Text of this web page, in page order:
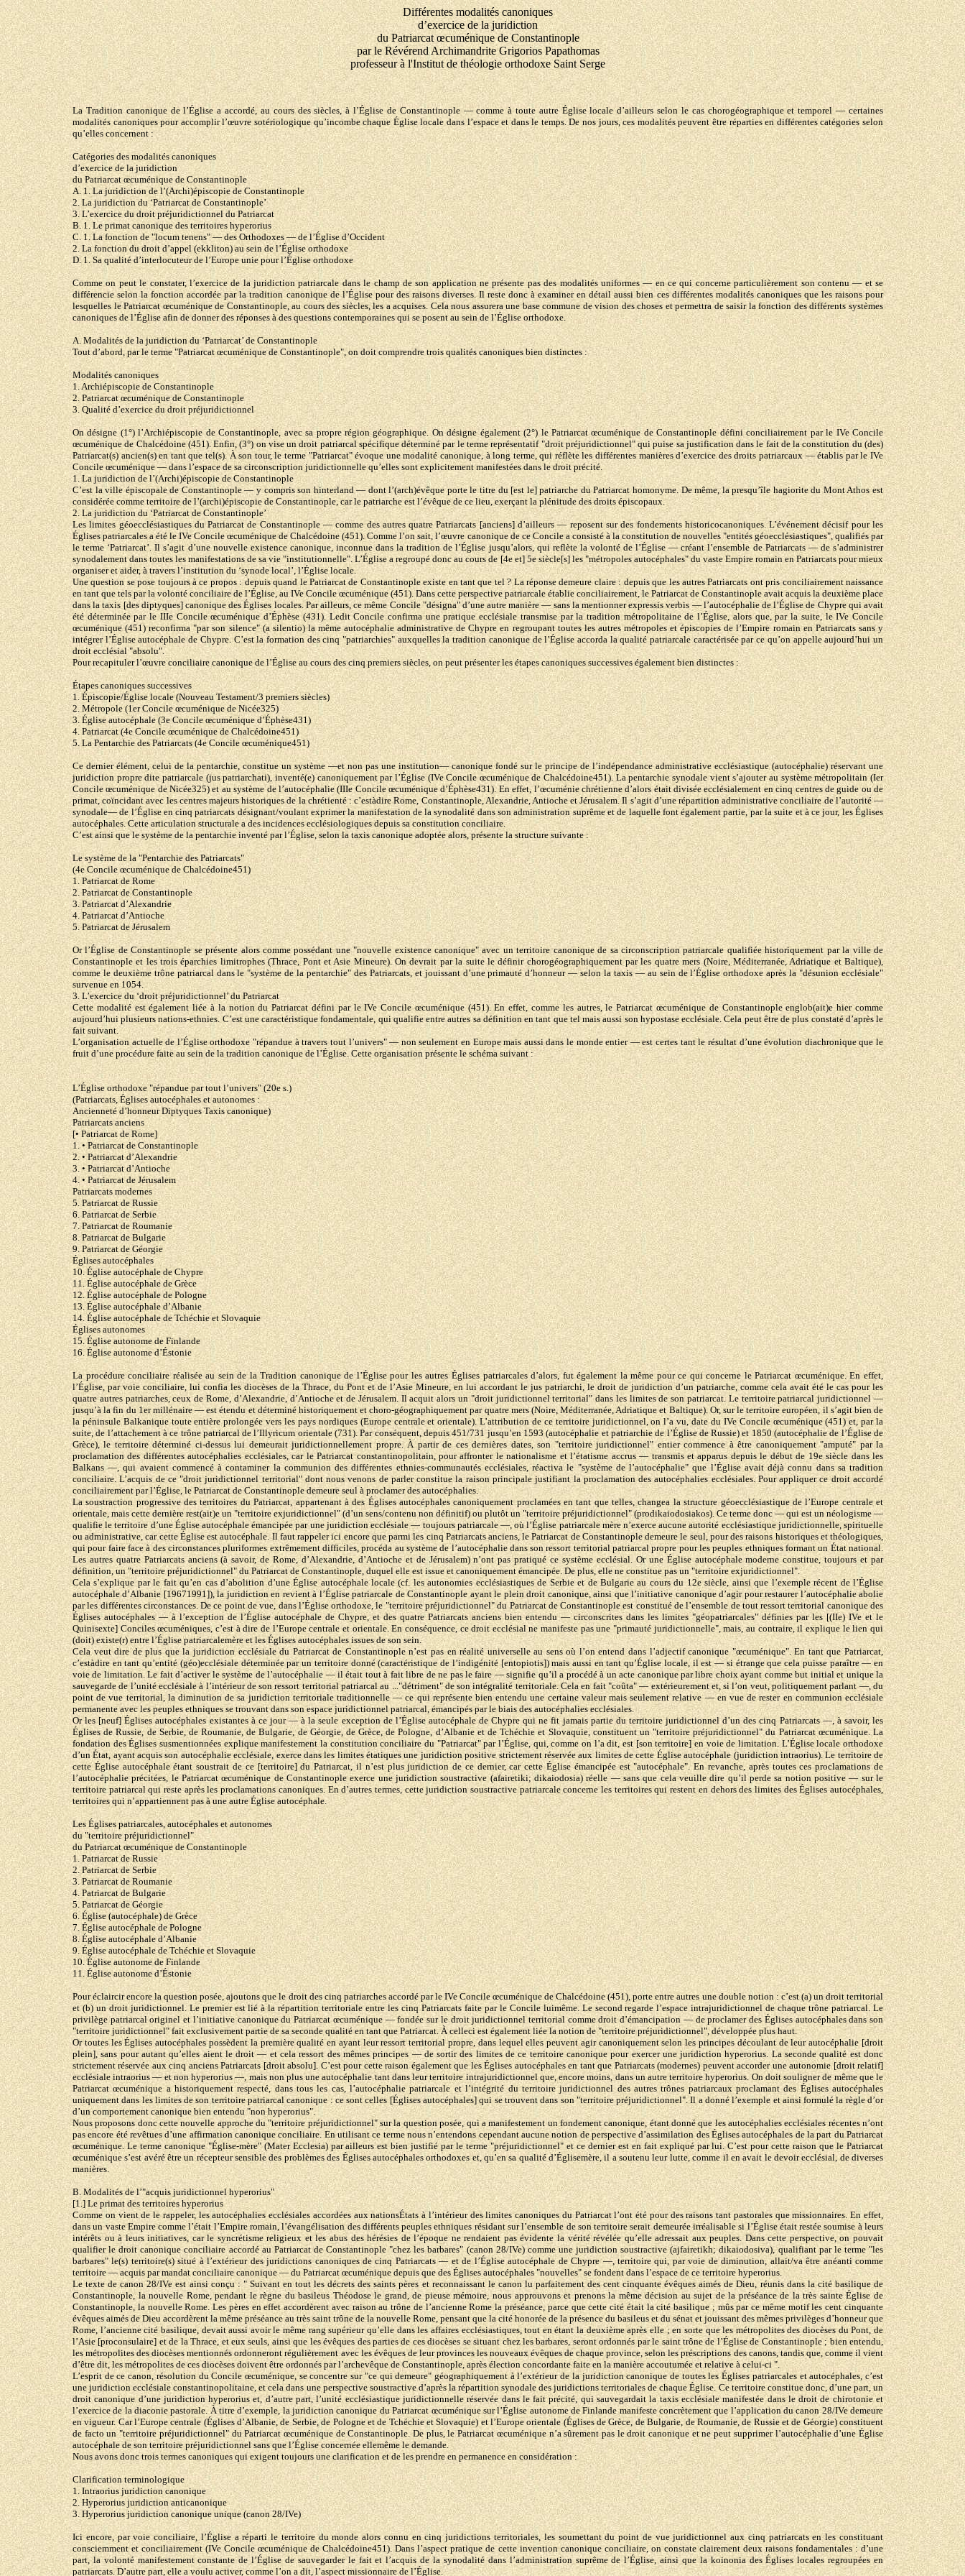
Différentes modalités canoniques
d’exercice de la juridiction
du Patriarcat œcuménique de Constantinople
par le Révérend Archimandrite Grigorios Papathomas
professeur à l'Institut de théologie orthodoxe Saint Serge
La Tradition canonique de l’Église a accordé, au cours des siècles, à l’Église de Constantinople — comme à toute autre Église locale d’ailleurs selon le cas chorogéographique et temporel — certaines
modalités canoniques pour accomplir l’œuvre sotériologique qu’incombe chaque Église locale dans l’espace et dans le temps. De nos jours, ces modalités peuvent être réparties en différentes catégories selon
qu’elles concernent :
Catégories des modalités canoniques
d’exercice de la juridiction
du Patriarcat œcuménique de Constantinople
A. 1. La juridiction de l’(Archi)épiscopie de Constantinople
2. La juridiction du ‘Patriarcat de Constantinople’
3. L’exercice du droit préjuridictionnel du Patriarcat
B. 1. Le primat canonique des territoires hyperorius
C. 1. La fonction de "locum tenens" — des Orthodoxes — de l’Église d’Occident
2. La fonction du droit d’appel (ekkliton) au sein de l’Église orthodoxe
D. 1. Sa qualité d’interlocuteur de l’Europe unie pour l’Église orthodoxe
Comme on peut le constater, l’exercice de la juridiction patriarcale dans le champ de son application ne présente pas des modalités uniformes — en ce qui concerne particulièrement son contenu — et se
différencie selon la fonction accordée par la tradition canonique de l’Église pour des raisons diverses. Il reste donc à examiner en détail aussi bien ces différentes modalités canoniques que les raisons pour
lesquelles le Patriarcat œcuménique de Constantinople, au cours des siècles, les a acquises. Cela nous assurera une base commune de vision des choses et permettra de saisir la fonction des différents systèmes
canoniques de l’Église afin de donner des réponses à des questions contemporaines qui se posent au sein de l’Église orthodoxe.
A. Modalités de la juridiction du ‘Patriarcat’ de Constantinople
Tout d’abord, par le terme "Patriarcat œcuménique de Constantinople", on doit comprendre trois qualités canoniques bien distinctes :
Modalités canoniques
1. Archiépiscopie de Constantinople
2. Patriarcat œcuménique de Constantinople
3. Qualité d’exercice du droit préjuridictionnel
On désigne (1°) l’Archiépiscopie de Constantinople, avec sa propre région géographique. On désigne également (2°) le Patriarcat œcuménique de Constantinople défini conciliairement par le IVe Concile
œcuménique de Chalcédoine (451). Enfin, (3°) on vise un droit patriarcal spécifique déterminé par le terme représentatif "droit préjuridictionnel" qui puise sa justification dans le fait de la constitution du (des)
Patriarcat(s) ancien(s) en tant que tel(s). À son tour, le terme "Patriarcat" évoque une modalité canonique, à long terme, qui réflète les différentes manières d’exercice des droits patriarcaux — établis par le IVe
Concile œcuménique — dans l’espace de sa circonscription juridictionnelle qu’elles sont explicitement manifestées dans le droit précité.
1. La juridiction de l’(Archi)épiscopie de Constantinople
C’est la ville épiscopale de Constantinople — y compris son hinterland — dont l’(arch)évêque porte le titre du [est le] patriarche du Patriarcat homonyme. De même, la presqu’île hagiorite du Mont Athos est
considérée comme territoire de l’(archi)épiscopie de Constantinople, car le patriarche est l’évêque de ce lieu, exerçant la plénitude des droits épiscopaux.
2. La juridiction du ‘Patriarcat de Constantinople’
Les limites géoecclésiastiques du Patriarcat de Constantinople — comme des autres quatre Patriarcats [anciens] d’ailleurs — reposent sur des fondements historicocanoniques. L’événement décisif pour les
Églises patriarcales a été le IVe Concile œcuménique de Chalcédoine (451). Comme l’on sait, l’œuvre canonique de ce Concile a consisté à la constitution de nouvelles "entités géoecclésiastiques", qualifiés par
le terme ‘Patriarcat’. Il s’agit d’une nouvelle existence canonique, inconnue dans la tradition de l’Église jusqu’alors, qui reflète la volonté de l’Église — créant l’ensemble de Patriarcats — de s’administrer
synodalement dans toutes les manifestations de sa vie "institutionnelle". L’Église a regroupé donc au cours de [4e et] 5e siècle[s] les "métropoles autocéphales" du vaste Empire romain en Patriarcats pour mieux
organiser et aider, à travers l’institution du ‘synode local’, l’Église locale.
Une question se pose toujours à ce propos : depuis quand le Patriarcat de Constantinople existe en tant que tel ? La réponse demeure claire : depuis que les autres Patriarcats ont pris conciliairement naissance
en tant que tels par la volonté conciliaire de l’Église, au IVe Concile œcuménique (451). Dans cette perspective patriarcale établie conciliairement, le Patriarcat de Constantinople avait acquis la deuxième place
dans la taxis [des diptyques] canonique des Églises locales. Par ailleurs, ce même Concile "désigna" d’une autre manière — sans la mentionner expressis verbis — l’autocéphalie de l’Église de Chypre qui avait
été déterminée par le IIIe Concile œcuménique d’Éphèse (431). Ledit Concile confirma une pratique ecclésiale transmise par la tradition métropolitaine de l’Église, alors que, par la suite, le IVe Concile
œcuménique (451) reconfirma "par son silence" (a silentio) la même autocéphalie administrative de Chypre en regroupant toutes les autres métropoles et épiscopies de l’Empire romain en Patriarcats sans y
intégrer l’Église autocéphale de Chypre. C’est la formation des cinq "patriarchies" auxquelles la tradition canonique de l’Église accorda la qualité patriarcale caractérisée par ce qu’on appelle aujourd’hui un
droit ecclésial "absolu".
Pour recapituler l’œuvre conciliaire canonique de l’Église au cours des cinq premiers siècles, on peut présenter les étapes canoniques successives également bien distinctes :
Étapes canoniques successives
1. Épiscopie/Église locale (Nouveau Testament/3 premiers siècles)
2. Métropole (1er Concile œcuménique de Nicée325)
3. Église autocéphale (3e Concile œcuménique d’Éphèse431)
4. Patriarcat (4e Concile œcuménique de Chalcédoine451)
5. La Pentarchie des Patriarcats (4e Concile œcuménique451)
Ce dernier élément, celui de la pentarchie, constitue un système —et non pas une institution— canonique fondé sur le principe de l’indépendance administrative ecclésiastique (autocéphalie) réservant une
juridiction propre dite patriarcale (jus patriarchati), inventé(e) canoniquement par l’Église (IVe Concile œcuménique de Chalcédoine451). La pentarchie synodale vient s’ajouter au système métropolitain (Ier
Concile œcuménique de Nicée325) et au système de l’autocéphalie (IIIe Concile œcuménique d’Éphèse431). En effet, l’œcuménie chrétienne d’alors était divisée ecclésialement en cinq centres de guide ou de
primat, coïncidant avec les centres majeurs historiques de la chrétienté : c’estàdire Rome, Constantinople, Alexandrie, Antioche et Jérusalem. Il s’agit d’une répartition administrative conciliaire de l’autorité —
synodale— de l’Église en cinq patriarcats désignant/voulant exprimer la manifestation de la synodalité dans son administration suprême et de laquelle font également partie, par la suite et à ce jour, les Églises
autocéphales. Cette articulation structurale a des incidences ecclésiologiques depuis sa constitution conciliaire.
C’est ainsi que le système de la pentarchie inventé par l’Église, selon la taxis canonique adoptée alors, présente la structure suivante :
Le système de la "Pentarchie des Patriarcats"
(4e Concile œcuménique de Chalcédoine451)
1. Patriarcat de Rome
2. Patriarcat de Constantinople
3. Patriarcat d’Alexandrie
4. Patriarcat d’Antioche
5. Patriarcat de Jérusalem
Or l’Église de Constantinople se présente alors comme possédant une "nouvelle existence canonique" avec un territoire canonique de sa circonscription patriarcale qualifiée historiquement par la ville de
Constantinople et les trois éparchies limitrophes (Thrace, Pont et Asie Mineure). On devrait par la suite le définir chorogéographiquement par les quatre mers (Noire, Méditerranée, Adriatique et Baltique),
comme le deuxième trône patriarcal dans le "système de la pentarchie" des Patriarcats, et jouissant d’une primauté d’honneur — selon la taxis — au sein de l’Église orthodoxe après la "désunion ecclésiale"
survenue en 1054.
3. L’exercice du ‘droit préjuridictionnel’ du Patriarcat
Cette modalité est également liée à la notion du Patriarcat défini par le IVe Concile œcuménique (451). En effet, comme les autres, le Patriarcat œcuménique de Constantinople englob(ait)e hier comme
aujourd’hui plusieurs nations-ethnies. C’est une caractéristique fondamentale, qui qualifie entre autres sa définition en tant que tel mais aussi son hypostase ecclésiale. Cela peut être de plus constaté d’après le
fait suivant.
L’organisation actuelle de l’Église orthodoxe "répandue à travers tout l’univers" — non seulement en Europe mais aussi dans le monde entier — est certes tant le résultat d’une évolution diachronique que le
fruit d’une procédure faite au sein de la tradition canonique de l’Église. Cette organisation présente le schéma suivant :
L’Église orthodoxe "répandue par tout l’univers" (20e s.)
(Patriarcats, Églises autocéphales et autonomes :
Ancienneté d’honneur Diptyques Taxis canonique)
Patriarcats anciens
[• Patriarcat de Rome]
1. • Patriarcat de Constantinople
2. • Patriarcat d’Alexandrie
3. • Patriarcat d’Antioche
4. • Patriarcat de Jérusalem
Patriarcats modernes
5. Patriarcat de Russie
6. Patriarcat de Serbie
7. Patriarcat de Roumanie
8. Patriarcat de Bulgarie
9. Patriarcat de Géorgie
Églises autocéphales
10. Église autocéphale de Chypre
11. Église autocéphale de Grèce
12. Église autocéphale de Pologne
13. Église autocéphale d’Albanie
14. Église autocéphale de Tchéchie et Slovaquie
Églises autonomes
15. Église autonome de Finlande
16. Église autonome d’Éstonie
La procédure conciliaire réalisée au sein de la Tradition canonique de l’Église pour les autres Églises patriarcales d’alors, fut également la même pour ce qui concerne le Patriarcat œcuménique. En effet,
l’Église, par voie conciliaire, lui confia les diocèses de la Thrace, du Pont et de l’Asie Mineure, en lui accordant le jus patriarchi, le droit de juridiction d’un patriarche, comme cela avait été le cas pour les
quatre autres patriarches, ceux de Rome, d’Alexandrie, d’Antioche et de Jérusalem. Il acquit alors un "droit juridictionnel territorial" dans les limites de son patriarcat. Le territoire patriarcal juridictionnel —
jusqu’à la fin du 1er millénaire — est étendu et déterminé historiquement et choro-géographiquement par quatre mers (Noire, Méditerranée, Adriatique et Baltique). Or, sur le territoire européen, il s’agit bien de
la péninsule Balkanique toute entière prolongée vers les pays nordiques (Europe centrale et orientale). L’attribution de ce territoire juridictionnel, on l’a vu, date du IVe Concile œcuménique (451) et, par la
suite, de l’attachement à ce trône patriarcal de l’Illyricum orientale (731). Par conséquent, depuis 451/731 jusqu’en 1593 (autocéphalie et patriarchie de l’Église de Russie) et 1850 (autocéphalie de l’Église de
Grèce), le territoire déterminé ci-dessus lui demeurait juridictionnellement propre. À partir de ces dernières dates, son "territoire juridictionnel" entier commence à être canoniquement "amputé" par la
proclamation des différentes autocéphalies ecclésiales, car le Patriarcat constantinopolitain, pour affronter le nationalisme et l’étatisme accrus — transmis et apparus depuis le début de 19e siècle dans les
Balkans —, qui avaient commencé à contaminer la communion des différentes ethnies-communautés ecclésiales, réactiva le "système de l’autocéphalie" que l’Église avait déjà connu dans sa tradition
conciliaire. L’acquis de ce "droit juridictionnel territorial" dont nous venons de parler constitue la raison principale justifiant la proclamation des autocéphalies ecclésiales. Pour appliquer ce droit accordé
conciliairement par l’Église, le Patriarcat de Constantinople demeure seul à proclamer des autocéphalies.
La soustraction progressive des territoires du Patriarcat, appartenant à des Églises autocéphales canoniquement proclamées en tant que telles, changea la structure géoecclésiastique de l’Europe centrale et
orientale, mais cette dernière rest(ait)e un "territoire exjuridictionnel" (d’un sens/contenu non définitif) ou plutôt un "territoire préjuridictionnel" (prodikaiodosiakos). Ce terme donc — qui est un néologisme —
qualifie le territoire d’une Église autocéphale émancipée par une juridiction ecclésiale — toujours patriarcale —, où l’Église patriarcale mère n’exerce aucune autorité ecclésiastique juridictionnelle, spirituelle
ou administrative, car cette Église est autocéphale. Il faut rappeler ici encore que parmi les cinq Patriarcats anciens, le Patriarcat de Constantinople demeure le seul, pour des raisons historiques et théologiques,
qui pour faire face à des circonstances pluriformes extrêmement difficiles, procéda au système de l’autocéphalie dans son ressort territorial patriarcal propre pour les peuples ethniques formant un État national.
Les autres quatre Patriarcats anciens (à savoir, de Rome, d’Alexandrie, d’Antioche et de Jérusalem) n’ont pas pratiqué ce système ecclésial. Or une Église autocéphale moderne constitue, toujours et par
définition, un "territoire préjuridictionnel" du Patriarcat de Constantinople, duquel elle est issue et canoniquement émancipée. De plus, elle ne constitue pas un "territoire exjuridictionnel".
Cela s’explique par le fait qu’en cas d’abolition d’une Église autocéphale locale (cf. les autonomies ecclésiastiques de Serbie et de Bulgarie au cours du 12e siècle, ainsi que l’exemple récent de l’Église
autocéphale d’Albanie [19671991]), la juridiction en revient à l’Église patriarcale de Constantinople ayant le plein droit canonique, ainsi que l’initiative canonique d’agir pour restaurer l’autocéphalie abolie
par les différentes circonstances. De ce point de vue, dans l’Église orthodoxe, le "territoire préjuridictionnel" du Patriarcat de Constantinople est constitué de l’ensemble de tout ressort territorial canonique des
Églises autocéphales — à l’exception de l’Église autocéphale de Chypre, et des quatre Patriarcats anciens bien entendu — circonscrites dans les limites "géopatriarcales" définies par les [(IIe) IVe et le
Quinisexte] Conciles œcuméniques, c’est à dire de l’Europe centrale et orientale. En conséquence, ce droit ecclésial ne manifeste pas une "primauté juridictionnelle", mais, au contraire, il explique le lien qui
(doit) existe(r) entre l’Église patriarcalemère et les Églises autocéphales issues de son sein.
Cela veut dire de plus que la juridiction ecclésiale du Patriarcat de Constantinople n’est pas en réalité universelle au sens où l’on entend dans l’adjectif canonique "œcuménique". En tant que Patriarcat,
c’estàdire en tant qu’entité (géo)ecclésiale déterminée par un territoire donné (caractéristique de l’indigénité [entopiotis]) mais aussi en tant qu’Église locale, il est — si étrange que cela puisse paraître — en
voie de limitation. Le fait d’activer le système de l’autocéphalie — il était tout à fait libre de ne pas le faire — signifie qu’il a procédé à un acte canonique par libre choix ayant comme but initial et unique la
sauvegarde de l’unité ecclésiale à l’intérieur de son ressort territorial patriarcal au ..."détriment" de son intégralité territoriale. Cela en fait "coûta" — extérieurement et, si l’on veut, politiquement parlant —, du
point de vue territorial, la diminution de sa juridiction territoriale traditionnelle — ce qui représente bien entendu une certaine valeur mais seulement relative — en vue de rester en communion ecclésiale
permanente avec les peuples ethniques se trouvant dans son espace juridictionnel patriarcal, émancipés par le biais des autocéphalies ecclésiales.
Or les [neuf] Églises autocéphales existantes à ce jour — à la seule exception de l’Église autocéphale de Chypre qui ne fit jamais partie du territoire juridictionnel d’un des cinq Patriarcats —, à savoir, les
Églises de Russie, de Serbie, de Roumanie, de Bulgarie, de Géorgie, de Grèce, de Pologne, d’Albanie et de Tchéchie et Slovaquie, constituent un "territoire préjuridictionnel" du Patriarcat œcuménique. La
fondation des Églises susmentionnées explique manifestement la constitution conciliaire du "Patriarcat" par l’Église, qui, comme on l’a dit, est [son territoire] en voie de limitation. L’Église locale orthodoxe
d’un État, ayant acquis son autocéphalie ecclésiale, exerce dans les limites étatiques une juridiction positive strictement réservée aux limites de cette Église autocéphale (juridiction intraorius). Le territoire de
cette Église autocéphale étant soustrait de ce [territoire] du Patriarcat, il n’est plus juridiction de ce dernier, car cette Église émancipée est "autocéphale". En revanche, après toutes ces proclamations de
l’autocéphalie précitées, le Patriarcat œcuménique de Constantinople exerce une juridiction soustractive (afairetiki; dikaiodosia) réelle — sans que cela veuille dire qu’il perde sa notion positive — sur le
territoire patriarcal qui reste après les proclamations canoniques. En d’autres termes, cette juridiction soustractive patriarcale concerne les territoires qui restent en dehors des limites des Églises autocéphales,
territoires qui n’appartiennent pas à une autre Église autocéphale.
Les Églises patriarcales, autocéphales et autonomes
du "territoire préjuridictionnel"
du Patriarcat œcuménique de Constantinople
1. Patriarcat de Russie
2. Patriarcat de Serbie
3. Patriarcat de Roumanie
4. Patriarcat de Bulgarie
5. Patriarcat de Géorgie
6. Église (autocéphale) de Grèce
7. Église autocéphale de Pologne
8. Église autocéphale d’Albanie
9. Église autocéphale de Tchéchie et Slovaquie
10. Église autonome de Finlande
11. Église autonome d’Éstonie
Pour éclaircir encore la question posée, ajoutons que le droit des cinq patriarches accordé par le IVe Concile œcuménique de Chalcédoine (451), porte entre autres une double notion : c’est (a) un droit territorial
et (b) un droit juridictionnel. Le premier est lié à la répartition territoriale entre les cinq Patriarcats faite par le Concile luimême. Le second regarde l’espace intrajuridictionnel de chaque trône patriarcal. Le
privilège patriarcal originel et l’initiative canonique du Patriarcat œcuménique — fondée sur le droit juridictionnel territorial comme droit d’émancipation — de proclamer des Églises autocéphales dans son
"territoire juridictionnel" fait exclusivement partie de sa seconde qualité en tant que Patriarcat. À celleci est également liée la notion de "territoire préjuridictionnel", développée plus haut.
Or toutes les Églises autocéphales possèdent la première qualité en ayant leur ressort territorial propre, dans lequel elles peuvent agir canoniquement selon les principes découlant de leur autocéphalie [droit
plein], sans pour autant qu’elles aient le droit — et cela ressort des mêmes principes — de sortir des limites de ce territoire canonique pour exercer une juridiction hyperorius. La seconde qualité est donc
strictement réservée aux cinq anciens Patriarcats [droit absolu]. C’est pour cette raison également que les Églises autocéphales en tant que Patriarcats (modernes) peuvent accorder une autonomie [droit relatif]
ecclésiale intraorius — et non hyperorius —, mais non plus une autocéphalie tant dans leur territoire intrajuridictionnel que, encore moins, dans un autre territoire hyperorius. On doit souligner de même que le
Patriarcat œcuménique a historiquement respecté, dans tous les cas, l’autocéphalie patriarcale et l’intégrité du territoire juridictionnel des autres trônes patriarcaux proclamant des Églises autocéphales
uniquement dans les limites de son territoire patriarcal canonique : ce sont celles [Églises autocéphales] qui se trouvent dans son "territoire préjuridictionnel". Il a donné l’exemple et ainsi formulé la règle d’or
d’un comportement canonique bien entendu "non hyperorius".
Nous proposons donc cette nouvelle approche du "territoire préjuridictionnel" sur la question posée, qui a manifestement un fondement canonique, étant donné que les autocéphalies ecclésiales récentes n’ont
pas encore été revêtues d’une affirmation canonique conciliaire. En utilisant ce terme nous n’entendons cependant aucune notion de perspective d’assimilation des Églises autocéphales de la part du Patriarcat
œcuménique. Le terme canonique "Église-mère" (Mater Ecclesia) par ailleurs est bien justifié par le terme "préjuridictionnel" et ce dernier est en fait expliqué par lui. C’est pour cette raison que le Patriarcat
œcuménique s’est avéré être un récepteur sensible des problèmes des Églises autocéphales orthodoxes et, qu’en sa qualité d’Églisemère, il a soutenu leur lutte, comme il en avait le devoir ecclésial, de diverses
manières.
B. Modalités de l’"acquis juridictionnel hyperorius"
[1.] Le primat des territoires hyperorius
Comme on vient de le rappeler, les autocéphalies ecclésiales accordées aux nationsÉtats à l’intérieur des limites canoniques du Patriarcat l’ont été pour des raisons tant pastorales que missionnaires. En effet,
dans un vaste Empire comme l’était l’Empire romain, l’évangélisation des différents peuples ethniques résidant sur l’ensemble de son territoire serait demeurée irréalisable si l’Église était restée soumise à leurs
intérêts ou à leurs initiatives, car le syncrétisme religieux et les abus des hérésies de l’époque ne rendaient pas évidente la vérité révélée qu’elle adressait aux peuples. Dans cette perspective, on pouvait
qualifier le droit canonique conciliaire accordé au Patriarcat de Constantinople "chez les barbares" (canon 28/IVe) comme une juridiction soustractive (ajfairetikh; dikaiodosiva), qualifiant par le terme "les
barbares" le(s) territoire(s) situé à l’extérieur des juridictions canoniques de cinq Patriarcats — et de l’Église autocéphale de Chypre —, territoire qui, par voie de diminution, allait/va être anéanti comme
territoire — acquis par mandat conciliaire canonique — du Patriarcat œcuménique depuis que des Églises autocéphales "nouvelles" se fondent dans l’espace de ce territoire hyperorius.
Le texte de canon 28/IVe est ainsi conçu : " Suivant en tout les décrets des saints pères et reconnaissant le canon lu parfaitement des cent cinquante évêques aimés de Dieu, réunis dans la cité basilique de
Constantinople, la nouvelle Rome, pendant le règne du basileus Théodose le grand, de pieuse mémoire, nous approuvons et prenons la même décision au sujet de la préséance de la très sainte Église de
Constantinople, la nouvelle Rome. Les pères en effet accordèrent avec raison au trône de l’ancienne Rome la préséance, parce que cette cité était la cité basilique ; mûs par ce même motif les cent cinquante
évêques aimés de Dieu accordèrent la même préséance au très saint trône de la nouvelle Rome, pensant que la cité honorée de la présence du basileus et du sénat et jouissant des mêmes privilèges d’honneur que
Rome, l’ancienne cité basilique, devait aussi avoir le même rang supérieur qu’elle dans les affaires ecclésiastiques, tout en étant la deuxième après elle ; en sorte que les métropolites des diocèses du Pont, de
l’Asie [proconsulaire] et de la Thrace, et eux seuls, ainsi que les évêques des parties de ces diocèses se situant chez les barbares, seront ordonnés par le saint trône de l’Église de Constantinople ; bien entendu,
les métropolites des diocèses mentionnés ordonneront régulièrement avec les évêques de leur provinces les nouveaux évêques de chaque province, selon les préscriptions des canons, tandis que, comme il vient
d’être dit, les métropolites de ces diocèses doivent être ordonnés par l’archevêque de Constantinople, après élection concordante faite en la manière accoutumée et relative à celui-ci ".
L’esprit de ce canon, résolution du Concile œcuménique, se concentre sur "ce qui demeure" géographiquement à l’extérieur de la juridiction canonique de toutes les Églises patriarcales et autocéphales, c’est
une juridiction ecclésiale constantinopolitaine, et cela dans une perspective soustractive d’après la répartition synodale des juridictions territoriales de chaque Église. Ce territoire constitue donc, d’une part, un
droit canonique d’une juridiction hyperorius et, d’autre part, l’unité ecclésiastique juridictionnelle réservée dans le fait précité, qui sauvegardait la taxis ecclésiale manifestée dans le droit de chirotonie et
l’exercice de la diaconie pastorale. À titre d’exemple, la juridiction canonique du Patriarcat œcuménique sur l’Église autonome de Finlande manifeste concrètement que l’application du canon 28/IVe demeure
en vigueur. Car l’Europe centrale (Églises d’Albanie, de Serbie, de Pologne et de Tchéchie et Slovaquie) et l’Europe orientale (Églises de Grèce, de Bulgarie, de Roumanie, de Russie et de Géorgie) constituent
de facto un "territoire préjuridictionnel" du Patriarcat œcuménique de Constantinople. De plus, le Patriarcat œcuménique n’a sûrement pas le droit canonique et ne peut supprimer l’autocéphalie d’une Église
autocéphale de son territoire préjuridictionnel sans que l’Église concernée ellemême le demande.
Nous avons donc trois termes canoniques qui exigent toujours une clarification et de les prendre en permanence en considération :
Clarification terminologique
1. Intraorius juridiction canonique
2. Hyperorius juridiction anticanonique
3. Hyperorius juridiction canonique unique (canon 28/IVe)
Ici encore, par voie conciliaire, l’Église a réparti le territoire du monde alors connu en cinq juridictions territoriales, les soumettant du point de vue juridictionnel aux cinq patriarcats en les constituant
consciemment et conciliairement (IVe Concile œcuménique de Chalcédoine451). Dans l’aspect pratique de cette invention canonique conciliaire, on constate clairement deux raisons fondamentales : d’une
part, la volonté manifestement constante de l’Église de sauvegarder le fait et l’acquis de la synodalité dans l’administration suprême de l’Église, ainsi que la koinonia des Églises locales regroupées en
patriarcats. D’autre part, elle a voulu activer, comme l’on a dit, l’aspect missionnaire de l’Église.